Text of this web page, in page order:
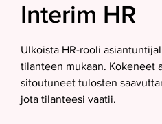
Interim HR
Ulkoista HR-rooli
tilanteen mukaan. Kokeneet
sitoutuneet tulosten
jota tilanteesi vaatii.